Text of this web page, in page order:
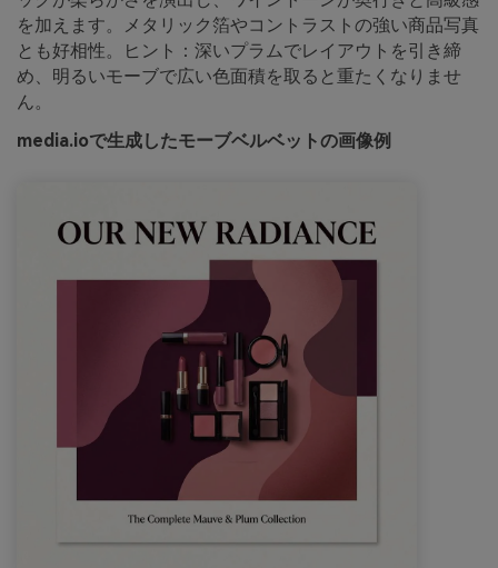
を加えます。メタリック箔やコントラストの強い商品写真
とも好相性。ヒント：深いプラムでレイアウトを引き締
め、明るいモーブで広い色面積を取ると重たくなりませ
ん。
media.ioで生成したモーブベルベットの画像例